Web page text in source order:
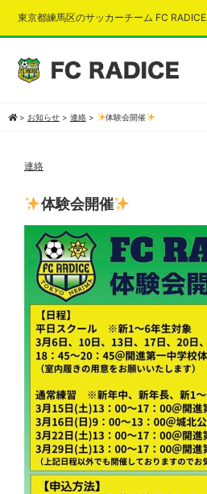
東京都練馬区のサッカーチーム FC RADICE
> お知らせ > 連絡 > 体験会開催
連絡
体験会開催